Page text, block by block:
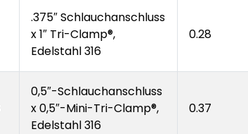
.375″ Schlauchanschluss
x 1″ Tri-Clamp®,
Edelstahl 316
0.28
0,5″-Schlauchanschluss
x 0,5″-Mini-Tri-Clamp®,
Edelstahl 316
0.37